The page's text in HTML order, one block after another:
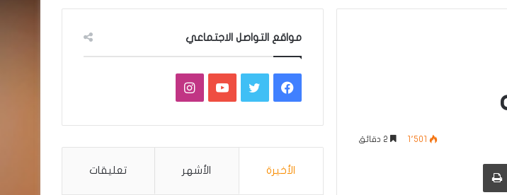
1٬501
البريد طباعة
مواقع التواصل الاجتماعي
فيسبوكتويتر يوتيوبانستقرام
الأخيرة الأشهر تعليقات